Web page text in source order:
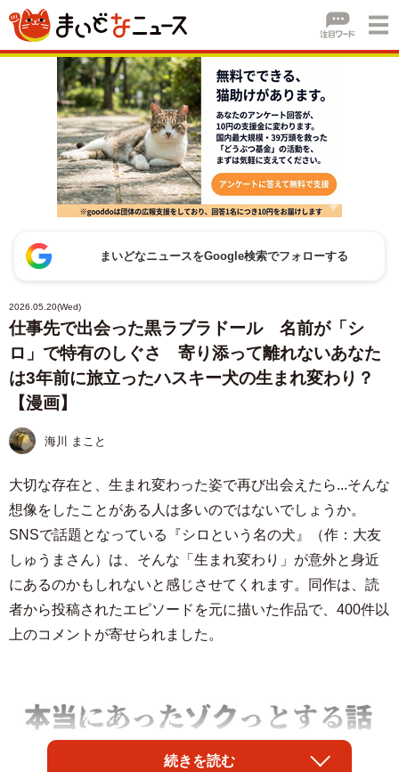
まいどなニュースをGoogle検索でフォローする
2026.05.20(Wed)
仕事先で出会った黒ラブラドール 名前が「シ
ロ」で特有のしぐさ 寄り添って離れないあなた
は3年前に旅立ったハスキー犬の生まれ変わり？
【漫画】
海川 まこと
大切な存在と、生まれ変わった姿で再び出会えたら...そんな
想像をしたことがある人は多いのではないでしょうか。
SNSで話題となっている『シロという名の犬』（作：大友
しゅうまさん）は、そんな「生まれ変わり」が意外と身近
にあるのかもしれないと感じさせてくれます。同作は、読
者から投稿されたエピソードを元に描いた作品で、400件以
上のコメントが寄せられました。
続きを読む